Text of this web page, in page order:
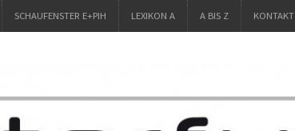
SCHAUFENSTER E+PIH LEXIKON A A BIS Z KONTAKT